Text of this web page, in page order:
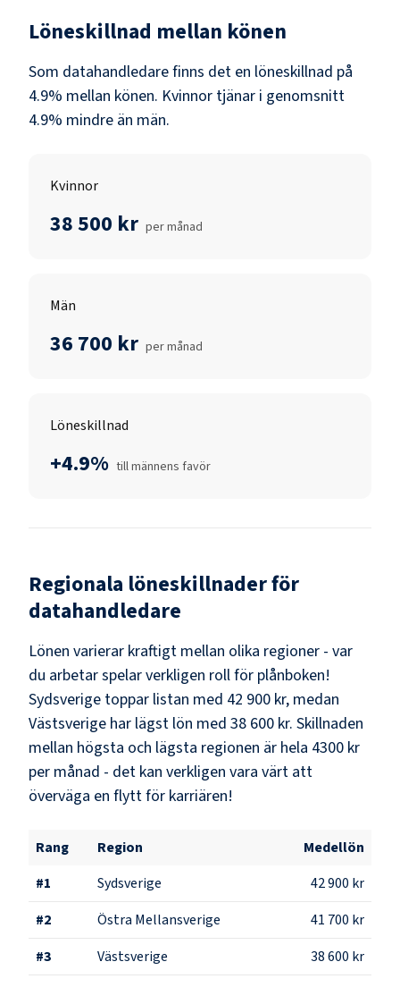
Löneskillnad mellan könen
Som datahandledarefinns det en löneskillnad på
4.9% mellan könen. Kvinnor tjänar i genomsnitt
4.9% mindre än män.
Kvinnor
38 500 kr per månad
Män
36 700 kr per månad
Löneskillnad
+4.9% till männens favör
Regionala löneskillnader för
datahandledare
Lönen varierar kraftigt mellan olika regioner - var
du arbetar spelar verkligen roll för plånboken!
Sydsverige toppar listan med 42 900 kr, medan
Västsverige har lägst lön med 38 600 kr. Skillnaden
mellan högsta och lägsta regionen är hela 4300 kr
per månad - det kan verkligen vara värt att
överväga en flytt för karriären!
Rang Region
Medellön
#1 Sydsverige
42 900 kr
#2 Östra Mellansverige
41 700 kr
#3 Västsverige 38 600 kr